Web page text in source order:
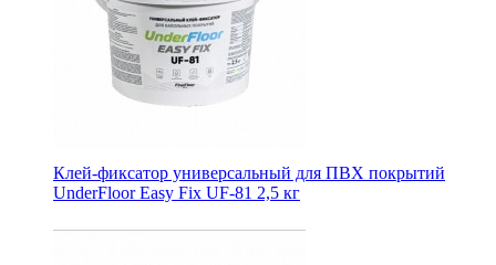
Клей-фиксатор универсальный для ПВХ покрытий
UnderFloor Easy Fix UF-81 2,5 кг